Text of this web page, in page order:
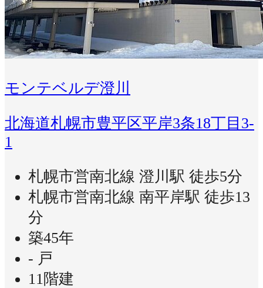
モンテベルデ澄川
北海道札幌市豊平区平岸3条18丁目3-
1
札幌市営南北線 澄川駅 徒歩5分
札幌市営南北線 南平岸駅 徒歩13
分
築45年
- 戸
11階建